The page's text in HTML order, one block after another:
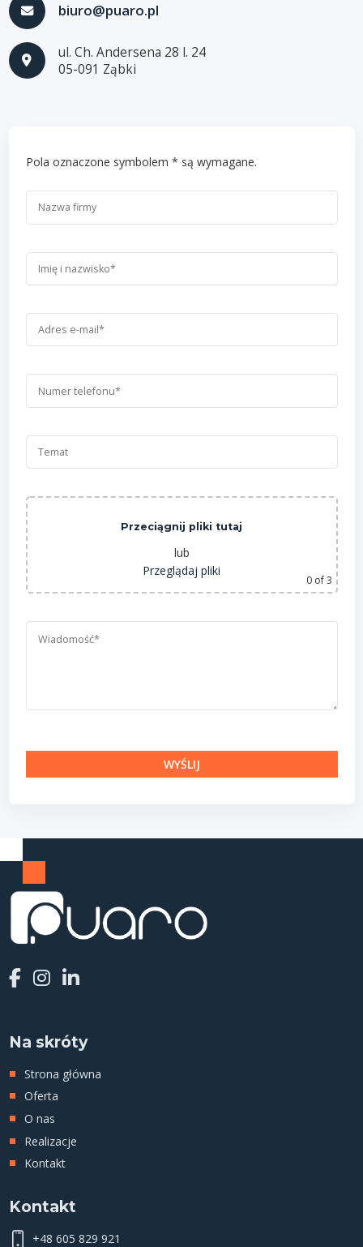
biuro@puaro.pl
ul. Ch. Andersena 28 l. 24
05-091 Ząbki
Pola oznaczone symbolem * są wymagane.
Przeciągnij pliki tutaj
lub
Przeglądaj pliki
0of 3
Na skróty
Strona główna
Oferta
O nas
Realizacje
Kontakt
Kontakt
+48 605 829 921